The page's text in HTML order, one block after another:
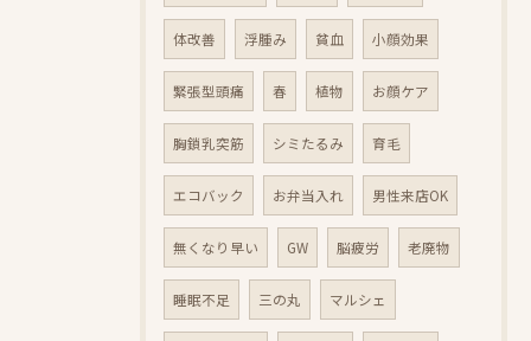
体改善 浮腫み 貧血 小顔効果
緊張型頭痛 春 植物 お顔ケア
胸鎖乳突筋 シミたるみ 育毛
エコバック お弁当入れ 男性来店OK
無くなり早い GW 脳疲労 老廃物
睡眠不足 三の丸 マルシェ